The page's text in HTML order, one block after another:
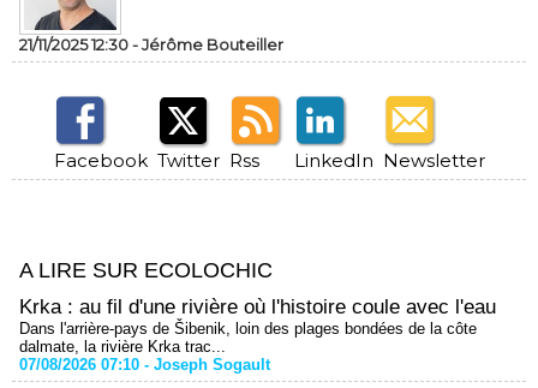
21/11/2025 12:30 -Jérôme Bouteiller
Facebook Twitter Rss LinkedIn Newsletter
A LIRE SUR ECOLOCHIC
Krka : au fil d'une rivière où l'histoire coule avec l'eau
Dans l'arrière-pays de Šibenik, loin des plages bondées de la côte
dalmate, la rivière Krka trac...
07/08/2026 07:10 - Joseph Sogault